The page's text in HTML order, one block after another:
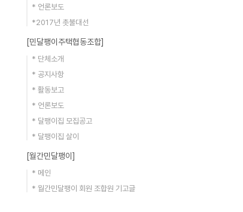
* 언론보도
*2017년 촛불대선
[민달팽이주택협동조합]
* 단체소개
* 공지사항
* 활동보고
* 언론보도
* 달팽이집 모집공고
* 달팽이집 살이
[월간민달팽이]
* 메인
* 월간민달팽이 회원 조합원 기고글